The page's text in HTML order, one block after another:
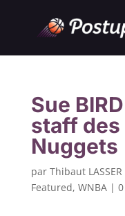
Sue
staff des
Nuggets
par Thibaut LASSER
Featured, WNBA|